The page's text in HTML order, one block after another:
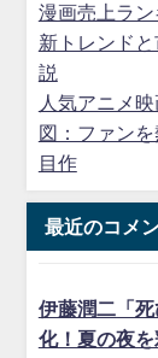
漫画売上ラ
新トレンド
説
人気アニメ
図：ファン
目作
最近のコメ
伊藤潤二「
化！夏の夜